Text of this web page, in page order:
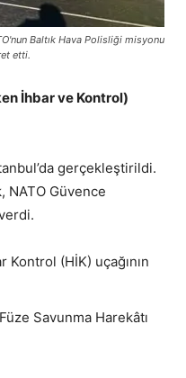
Baltık Hava Polisliği misyonu
etti.
İhbar ve Kontrol)
gerçekleştirildi.
NATO Güvence
(HİK) uçağının
Savunma Harekâtı